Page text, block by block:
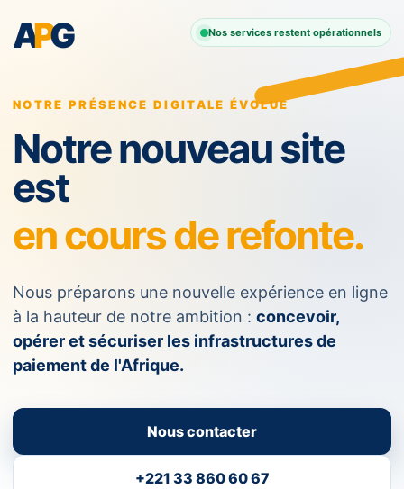
APG Nos services restent opérationnels
NOTRE PRÉSENCE DIGITALE ÉVOLUE
Notre nouveau site
est
en cours de refonte.
Nous préparons une nouvelle expérience en ligne
à la hauteur de notre ambition : concevoir,
opérer et sécuriser les infrastructures de
paiement de l'Afrique.
Nous contacter
+221 33 860 60 67